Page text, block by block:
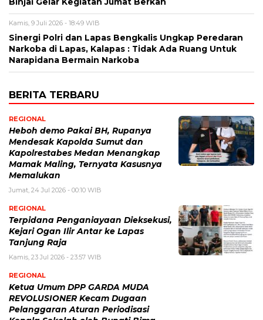
Kamis, 9 Juli 2026 - 18:49 WIB
Sinergi Polri dan Lapas Bengkalis Ungkap Peredaran
Narkoba di Lapas, Kalapas : Tidak Ada Ruang Untuk
Narapidana Bermain Narkoba
BERITA TERBARU
REGIONAL
Heboh demo Pakai BH, Rupanya
Mendesak Kapolda Sumut dan
Kapolrestabes Medan Menangkap
Mamak Maling, Ternyata Kasusnya
Memalukan
Jumat, 24 Jul 2026 - 00:10 WIB
REGIONAL
Terpidana Penganiayaan Dieksekusi,
Kejari Ogan Ilir Antar ke Lapas
Tanjung Raja
Kamis, 23 Jul 2026 - 23:57 WIB
REGIONAL
Ketua Umum DPP GARDA MUDA
REVOLUSIONER Kecam Dugaan
Pelanggaran Aturan Periodisasi